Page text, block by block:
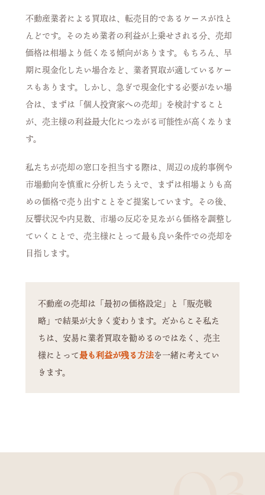
不動産業者による買取は、転売目的であるケースがほと
んどです。そのため業者の利益が上乗せされる分、売却
価格は相場より低くなる傾向があります。もちろん、早
期に現金化したい場合など、業者買取が適しているケー
スもあります。しかし、急ぎで現金化する必要がない場
合は、まずは「個人投資家への売却」を検討すること
が、売主様の利益最大化につながる可能性が高くなりま
す。
私たちが売却の窓口を担当する際は、周辺の成約事例や
市場動向を慎重に分析したうえで、まずは相場よりも高
めの価格で売り出すことをご提案しています。その後、
反響状況や内見数、市場の反応を見ながら価格を調整し
ていくことで、売主様にとって最も良い条件での売却を
目指します。
不動産の売却は「最初の価格設定」と「販売戦
略」で結果が大きく変わります。だからこそ私た
ちは、安易に業者買取を勧めるのではなく、売主
様にとって最も利益が残る方法を一緒に考えてい
きます。